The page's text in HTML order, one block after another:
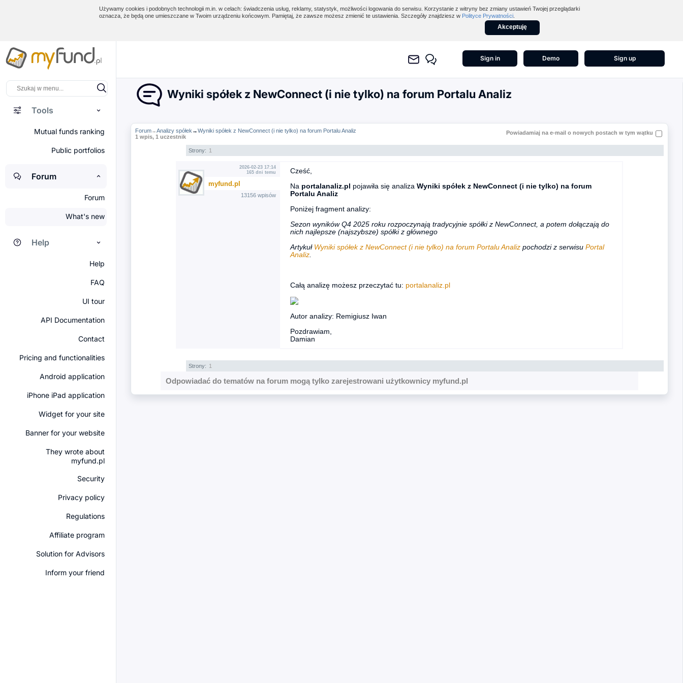
Używamy cookies i podobnych technologii m.in. w celach: świadczenia usług, reklamy, statystyk, możliwości logowania do serwisu. Korzystanie z witryny bez zmiany ustawień Twojej przeglądarki
oznacza, że będą one umieszczane w Twoim urządzeniu końcowym. Pamiętaj, że zawsze możesz zmienić te ustawienia. Szczegóły znajdziesz w Polityce Prywatności
Akceptuję
Tools
Mutual funds ranking
Public portfolios
Forum
Forum
What's new
Help
Help
FAQ
UI tour
API Documentation
Contact
Pricing and functionalities
Android application
iPhone iPad application
Widget for your site
Banner for your website
They wrote about
myfund.pl
Security
Privacy policy
Regulations
Affiliate program
Solution for Advisors
Inform your friend
Sign in Demo Sign up
Wyniki spółek z NewConnect (i nie tylko) na forum Portalu Analiz
Forum→Analizy spółek →Wyniki spółek z NewConnect (i nie tylko) na forum Portalu Analiz
1 wpis, 1 uczestnik
Powiadamiaj na e-mail o nowych postach w tym wątku
Strony: 1
2026-02-23 17:14
165 dni temu
myfund.pl
13156 wpisów
Cześć,
Na portalanaliz.pl pojawiła się analiza Wyniki spółek z NewConnect (i nie tylko) na forum
Portalu Analiz
Poniżej fragment analizy:
Sezon wyników Q4 2025 roku rozpoczynają tradycyjnie spółki z NewConnect, a potem dołączają do
nich najlepsze (najszybsze) spółki z głównego
Artykuł Wyniki spółek z NewConnect (i nie tylko) na forum Portalu Analizpochodzi z serwisu Portal
Analiz.
Całą analizę możesz przeczytać tu: portalanaliz.pl
Autor analizy: Remigiusz Iwan
Pozdrawiam,
Damian
Strony: 1
Odpowiadać do tematów na forum mogą tylko zarejestrowani użytkownicy myfund.pl